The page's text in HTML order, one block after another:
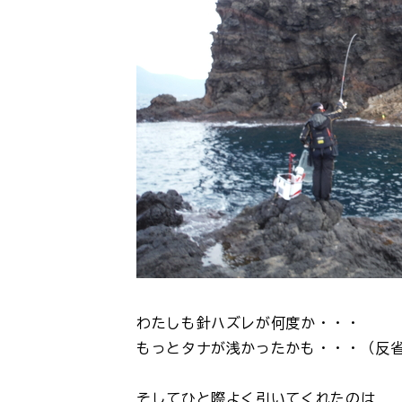
わたしも針ハズレが何度か・・・
もっとタナが浅かったかも・・・（反
そしてひと際よく引いてくれたのは